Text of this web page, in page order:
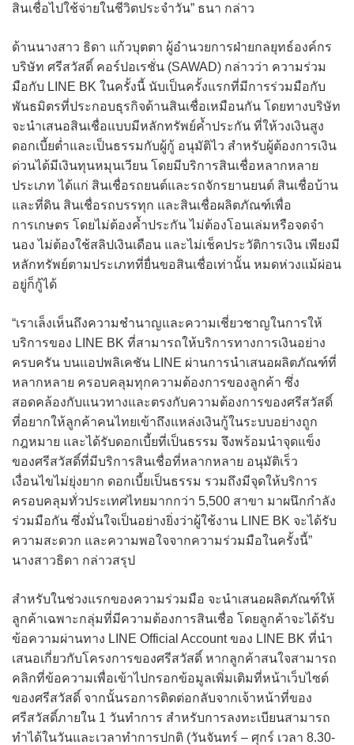
สินเชื่อไปใช้จ่ายในชีวิตประจำวัน” ธนา กล่าว
ด้านนางสาว ธิดา แก้วบุตตา ผู้อำนวยการฝ่ายกลยุทธ์องค์กร
บริษัท ศรีสวัสดิ์ คอร์ปอเรชั่น (SAWAD) กล่าวว่า ความร่วม
มือกับ LINE BK ในครั้งนี้ นับเป็นครั้งแรกที่มีการร่วมมือกับ
พันธมิตรที่ประกอบธุรกิจด้านสินเชื่อเหมือนกัน โดยทางบริษัท
จะนำเสนอสินเชื่อแบบมีหลักทรัพย์ค้ำประกัน ที่ให้วงเงินสูง
ดอกเบี้ยต่ำและเป็นธรรมกับผู้กู้ อนุมัติไว สำหรับผู้ต้องการเงิน
ด่วนได้มีเงินทุนหมุนเวียน โดยมีบริการสินเชื่อหลากหลาย
ประเภท ได้แก่ สินเชื่อรถยนต์และรถจักรยานยนต์ สินเชื่อบ้าน
และที่ดิน สินเชื่อรถบรรทุก และสินเชื่อผลิตภัณฑ์เพื่อ
การเกษตร โดยไม่ต้องค้ำประกัน ไม่ต้องโอนเล่มหรือจดจำ
นอง ไม่ต้องใช้สลิปเงินเดือน และไม่เช็คประวัติการเงิน เพียงมี
หลักทรัพย์ตามประเภทที่ยื่นขอสินเชื่อเท่านั้น หมดห่วงแม้ผ่อน
อยู่ก็กู้ได้
“เราเล็งเห็นถึงความชำนาญและความเชี่ยวชาญในการให้
บริการของ LINE BK ที่สามารถให้บริการทางการเงินอย่าง
ครบครัน บนแอปพลิเคชัน LINE ผ่านการนำเสนอผลิตภัณฑ์ที่
หลากหลาย ครอบคลุมทุกความต้องการของลูกค้า ซึ่ง
สอดคล้องกับแนวทางและตรงกับความต้องการของศรีสวัสดิ์
ที่อยากให้ลูกค้าคนไทยเข้าถึงแหล่งเงินกู้ในระบบอย่างถูก
กฎหมาย และได้รับดอกเบี้ยที่เป็นธรรม จึงพร้อมนำจุดแข็ง
ของศรีสวัสดิ์ที่มีบริการสินเชื่อที่หลากหลาย อนุมัติเร็ว
เงื่อนไขไม่ยุ่งยาก ดอกเบี้ยเป็นธรรม รวมถึงมีจุดให้บริการ
ครอบคลุมทั่วประเทศไทยมากกว่า 5,500 สาขา มาผนึกกำลัง
ร่วมมือกัน ซึ่งมั่นใจเป็นอย่างยิ่งว่าผู้ใช้งาน LINE BK จะได้รับ
ความสะดวก และความพอใจจากความร่วมมือในครั้งนี้”
นางสาวธิดา กล่าวสรุป
สำหรับในช่วงแรกของความร่วมมือ จะนำเสนอผลิตภัณฑ์ให้
ลูกค้าเฉพาะกลุ่มที่มีความต้องการสินเชื่อ โดยลูกค้าจะได้รับ
ข้อความผ่านทาง LINE Official Account ของ LINE BK ที่นำ
เสนอเกี่ยวกับโครงการของศรีสวัสดิ์ หากลูกค้าสนใจสามารถ
คลิกที่ข้อความเพื่อเข้าไปกรอกข้อมูลเพิ่มเติมที่หน้าเว็บไซต์
ของศรีสวัสดิ์ จากนั้นรอการติดต่อกลับจากเจ้าหน้าที่ของ
ศรีสวัสดิ์ภายใน 1 วันทำการ สำหรับการลงทะเบียนสามารถ
ทำได้ในวันและเวลาทำการปกติ (วันจันทร์ – ศุกร์ เวลา 8.30-